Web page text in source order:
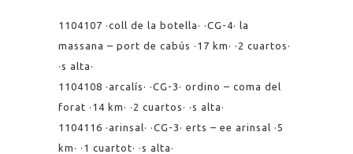
1104107 ·coll de la botella· ·CG-4· la
massana – port de cabús ·17 km· ·2 cuartos·
·s alta·
1104108 ·arcalís· ·CG-3· ordino – coma del
forat ·14 km· ·2 cuartos· ·s alta·
1104116 ·arinsal· ·CG-3· erts – ee arinsal ·5
km· ·1 cuartot· ·s alta·